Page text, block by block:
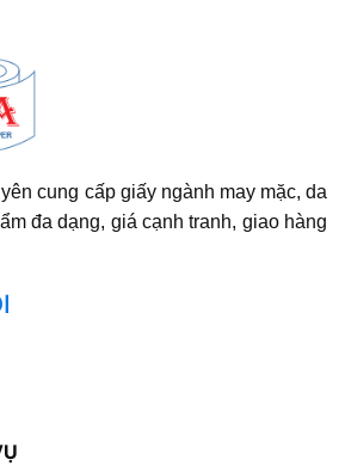
cung cấp giấy ngành may mặc, da
đa dạng, giá cạnh tranh, giao hàng